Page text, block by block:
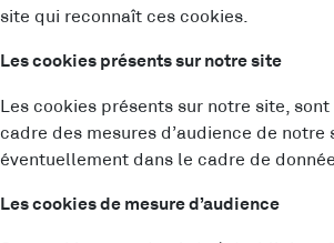
site qui reconnaît ces cookies.
Les cookies présents sur notre site
Les cookies présents sur notre site,
cadre des mesures d’audience de notre
éventuellement dans le cadre de
Les cookies de mesure d’audience